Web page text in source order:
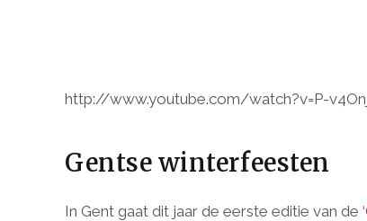
http://www.youtube.com/watch?v=P-
Gentse winterfeesten
In Gent gaat dit jaar de eerste editie van de ‘